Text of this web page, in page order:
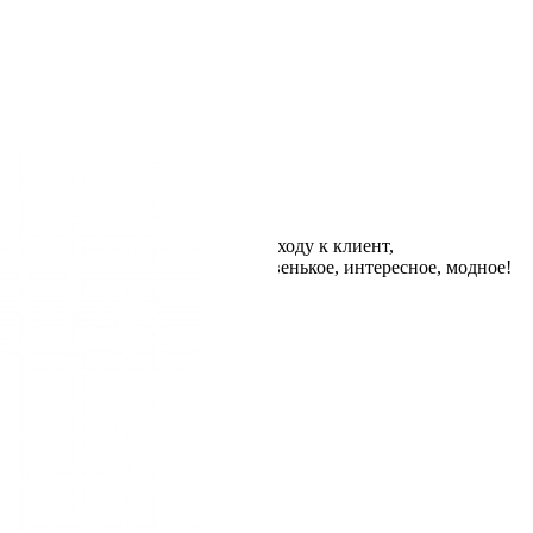
и укладки, творческому подходу к клиент,
что предложит что-то новенькое, интересное, модное!